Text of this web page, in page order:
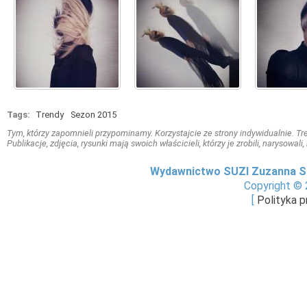
Tags: Trendy
Sezon 2015
Tym, którzy zapomnieli przypominamy. Korzystajcie ze strony indywidualnie.
Publikacje, zdjęcia, rysunki mają swoich właścicieli, którzy je zrobili,
Wydawnictwo SUZI Zuzanna
Copyright ©
[ Polityka